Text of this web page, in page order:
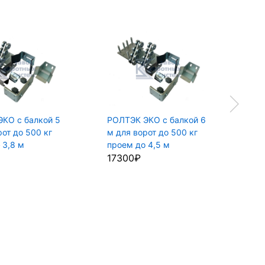
с балкой 5
до 500 кг
3,8 м
РОЛТЭК ЭКО с балкой 6
м для ворот до 500 кг
проем до 4,5 м
17300₽